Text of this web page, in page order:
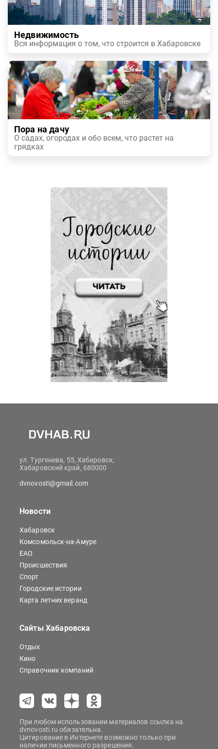
Недвижимость
Вся информация о том, что строится в Хабаровске
Пора на дачу
О садах, огородах и обо всем, что растет на
грядках
ул. Тургенева, 55, Хабаровск,
Хабаровский край, 680000
dvnovosti@gmail.com
Новости
Хабаровск
Комсомольск-на-Амуре
ЕАО
Происшествия
Спорт
Городские истории
Карта летних веранд
Сайты Хабаровска
Отдых
Кино
Справочник компаний
При любом использовании материалов ссылка на
dvnovosti.ru обязательна.
Цитирование в Интернете возможно только при
наличии письменного разрешения.